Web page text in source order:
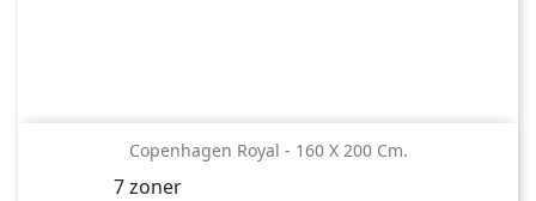
Copenhagen Royal - 160 X 200 Cm.
7 zoner